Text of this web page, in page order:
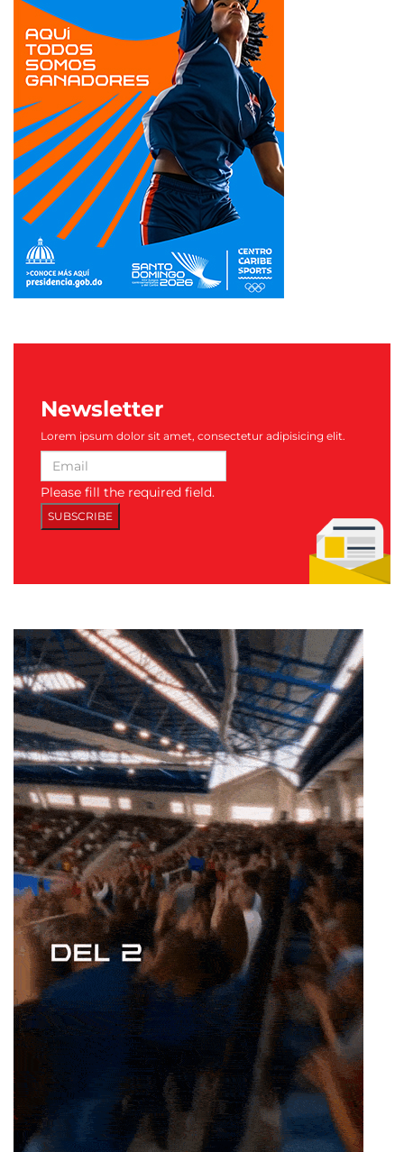
Newsletter
Lorem ipsum dolor sit amet, consectetur adipisicing elit.
Please fill the required field.
SUBSCRIBE